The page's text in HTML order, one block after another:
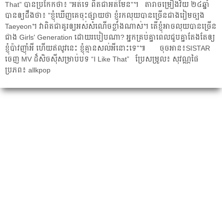
That” បាន​ប្រកែក​ថា៖ "អត់​ទេ ពិត​ជា​អត់​មែន"។ តារា​ចម្រៀង​វ័យ ២៤​ឆ្នាំ​
បាន​ឲ្យ​ដឹង​ថា៖ "ខ្ញុំ​ឃើញ​គេ​ចុះ​ផ្សាយ​ថា ខ្ញុំ​រក​លុយ​បាន​ច្រើន​ជាង​រៀមច្បង
Taeyeon។ វា​ពិត​ជា​គួរ​ឲ្យ​អស់​សំណើច​ខ្លាំង​ណាស់។ តើ​ខ្ញុំ​អាច​លុយ​បាន​ច្រើន​
ជាង Girls' Generation ដោយ​របៀប​ណា? អ្នក​គ្រប់​គ្នា​ពេល​ជួប​គ្នា​តែង​តែ​ឲ្យ​
ខ្ញុំ​ប៉ាវ​ញ៉ាំ​អី ហើយ​ឥលូវ​នេះ ខ្ញុំ​គ្មាន​សល់​អី​នោះ​ទេ"៕ ចុចអាន៖SISTAR
ចេញ MV ​ដ៏​សិចស៊ី​​សម្រាប់​​បទ “I Like That” ប្រែ​សម្រួល៖ សុវណ្ណផៃ
ប្រភព៖ allkpop